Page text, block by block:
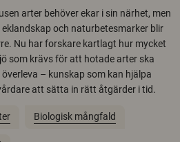
arter behöver ekar i sin närhet, men
eklandskap och naturbetesmarker blir
Nu har forskare kartlagt hur mycket
som krävs för att hotade arter ska
överleva – kunskap som kan hjälpa
att sätta in rätt åtgärder i tid.
Biologisk mångfald